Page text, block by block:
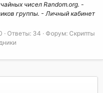
чисел Random.org. -
группы. - Личный кабинет
Ответы: 34 Форум: Скрипты